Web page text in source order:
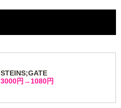
STEINS;GATE
3000円→1080円